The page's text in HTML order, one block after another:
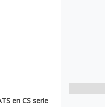
en CS serie